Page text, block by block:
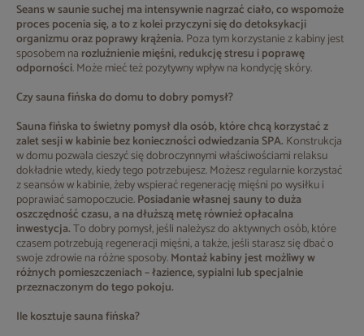
Seans w saunie suchej ma intensywnie nagrzać ciało, co wspomoże
proces pocenia się, a to z kolei przyczyni się do detoksykacji
organizmu oraz poprawy krążenia. Poza tym korzystanie z kabiny jest
sposobem na rozluźnienie mięśni, redukcję stresu i poprawę
odporności. Może mieć też pozytywny wpływ na kondycję skóry.
Czy sauna fińska do domu to dobry pomysł?
Sauna fińska to świetny pomysł dla osób, które chcą korzystać z
zalet sesji w kabinie bez konieczności odwiedzania SPA. Konstrukcja
w domu pozwala cieszyć się dobroczynnymi właściwościami relaksu
dokładnie wtedy, kiedy tego potrzebujesz. Możesz regularnie korzystać
z seansów w kabinie, żeby wspierać regenerację mięśni po wysiłku i
poprawiać samopoczucie.Posiadanie własnej sauny to duża
oszczędność czasu, a na dłuższą metę również opłacalna
inwestycja.To dobry pomysł, jeśli należysz do aktywnych osób, które
czasem potrzebują regeneracji mięśni, a także, jeśli starasz się dbać o
swoje zdrowie na różne sposoby.Montaż kabiny jest możliwy w
różnych pomieszczeniach – łazience, sypialni lub specjalnie
przeznaczonym do tego pokoju.
Ile kosztuje sauna fińska?